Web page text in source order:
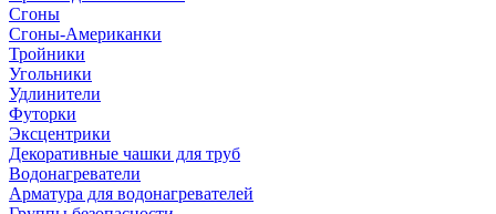
Сгоны
Сгоны-Американки
Тройники
Угольники
Удлинители
Футорки
Эксцентрики
Декоративные чашки для труб
Водонагреватели
Арматура для водонагревателей